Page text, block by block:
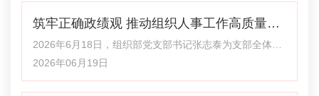
意”支部共建及主题党日活动。副校（院）长张诤参加活
动，校（院）委委员、组织部部长张志泰作政策宣讲。 上
午10时30分，活动在郭川村正式展开。到村后，张诤与当
筑牢正确政绩观 推动组织人事工作高质量发
展——组织部党支部开展党课学习
2026年6月18日，组织部党支部书记张志泰为支部全体党
员讲授树立和践行正确政绩观专题党课。 本次党课从历史
溯源、内在逻辑、科学内涵、学习教育要求四个方面进行
2026年06月19日